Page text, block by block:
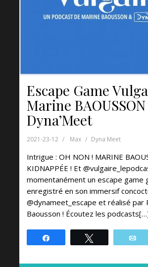
Escape Game
Marine
Dyna’Meet
2021-23-12 Max Dyna Meet
Intrigue : OH NON ! MARINE
KIDNAPPÉE ! Et
momentanément un escape game
enregistré en son immersif
@dynameet_escape et réalisé par
Baousson ! Écoutez les